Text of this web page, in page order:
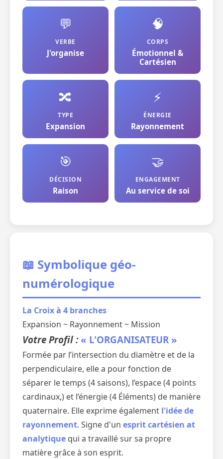
💬
VERBE
J'organise
🧠
CORPS
Émotionnel &
Cartésien
🔀
TYPE
Expansion
⚡
ÉNERGIE
Rayonnement
🎯
DÉCISION
Raison
🤝
ENGAGEMENT
Au service de soi
📖 Symbolique géo-
numérologique
La Croix à 4 branches
Expansion ~ Rayonnement ~ Mission
Votre Profil : « L'ORGANISATEUR »
Formée par l’intersection du diamètre et de la
perpendiculaire, elle a pour fonction de
séparer le temps (4 saisons), l’espace (4 points
cardinaux,) et l’énergie (4 Éléments) de manière
quaternaire. Elle exprime également l'idée de
rayonnement. Signe d'un esprit cartésien at
analytique qui a travaillé sur sa propre
matière grâce à son esprit.